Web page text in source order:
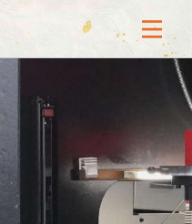
3Dオフ
ス
サービ
製作実